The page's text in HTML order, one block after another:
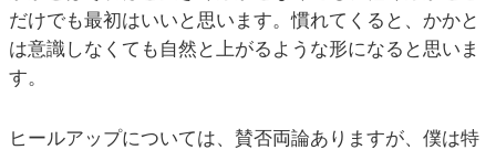
だけでも最初はいいと思います。慣れてくると、かかと
は意識しなくても自然と上がるような形になると思いま
す。
ヒールアップについては、賛否両論ありますが、僕は特